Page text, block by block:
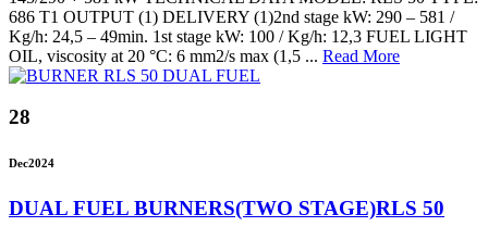
686 T1 OUTPUT (1) DELIVERY (1)2nd stage kW: 290 – 581 /
Kg/h: 24,5 – 49min. 1st stage kW: 100 / Kg/h: 12,3 FUEL LIGHT
OIL, viscosity at 20 °C: 6 mm2/s max (1,5 ... Read More
28
Dec2024
DUAL FUEL BURNERS(TWO STAGE)RLS 50